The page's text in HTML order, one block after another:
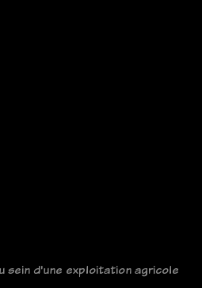
sein d'une exploitation agricole